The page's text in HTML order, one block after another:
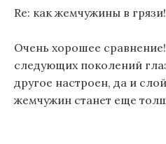
Re: как жемчужины в грязи!
Очень хорошее
следующих поколений
другое настроен, да и
жемчужин станет еще